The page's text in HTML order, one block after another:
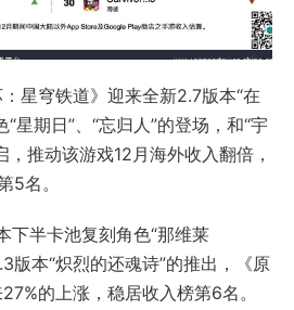
星穹铁道》迎来全新2.7版本“在
星期日”、“忘归人”的登场，和“宇
，推动该游戏12月海外收入翻倍，
5名。
下半卡池复刻角色“那维莱
版本“炽烈的还魂诗”的推出，《原
的上涨，稳居收入榜第6名。